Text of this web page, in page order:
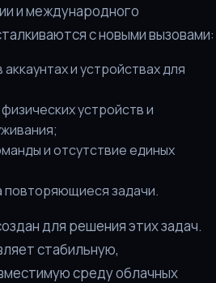
и международного
с новыми вызовами:
и устройствах для
устройств и
и отсутствие единых
повторяющиеся задачи.
для решения этих задач.
стабильную,
среду облачных